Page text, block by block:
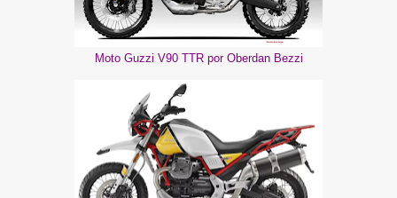
Moto Guzzi V90 TTR por Oberdan Bezzi